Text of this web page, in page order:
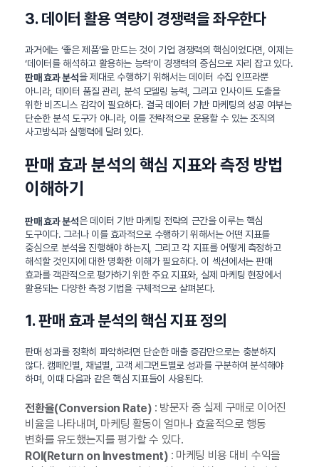
3. 데이터 활용 역량이 경쟁력을 좌우한다
과거에는 ‘좋은 제품’을 만드는 것이 기업 경쟁력의 핵심이었다면, 이제는
‘데이터를 해석하고 활용하는 능력’이 경쟁력의 중심으로 자리 잡고 있다.
판매 효과 분석을 제대로 수행하기 위해서는 데이터 수집 인프라뿐
아니라, 데이터 품질 관리, 분석 모델링 능력, 그리고 인사이트 도출을
위한 비즈니스 감각이 필요하다. 결국 데이터 기반 마케팅의 성공 여부는
단순한 분석 도구가 아니라, 이를 전략적으로 운용할 수 있는 조직의
사고방식과 실행력에 달려 있다.
판매 효과 분석의 핵심 지표와 측정 방법
이해하기
판매 효과 분석은 데이터 기반 마케팅 전략의 근간을 이루는 핵심
도구이다. 그러나 이를 효과적으로 수행하기 위해서는 어떤 지표를
중심으로 분석을 진행해야 하는지, 그리고 각 지표를 어떻게 측정하고
해석할 것인지에 대한 명확한 이해가 필요하다. 이 섹션에서는 판매
효과를 객관적으로 평가하기 위한 주요 지표와, 실제 마케팅 현장에서
활용되는 다양한 측정 기법을 구체적으로 살펴본다.
1. 판매 효과 분석의 핵심 지표 정의
판매 성과를 정확히 파악하려면 단순한 매출 증감만으로는 충분하지
않다. 캠페인별, 채널별, 고객 세그먼트별로 성과를 구분하여 분석해야
하며, 이때 다음과 같은 핵심 지표들이 사용된다.
전환율(Conversion Rate) : 방문자 중 실제 구매로 이어진
비율을 나타내며, 마케팅 활동이 얼마나 효율적으로 행동
변화를 유도했는지를 평가할 수 있다.
ROI(Return on Investment) : 마케팅 비용 대비 수익을